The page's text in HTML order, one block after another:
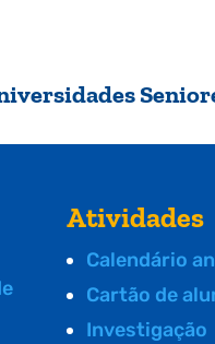
Atividades
Calendário
Cartão de
Investigação